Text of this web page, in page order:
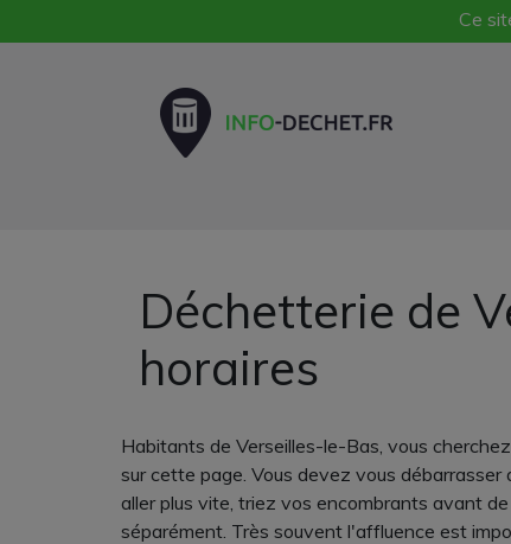
Ce
Déchetterie de
horaires
Habitants de Verseilles-le-Bas, vous
sur cette page. Vous devez vous
aller plus vite, triez vos encombrants avant
séparément. Très souvent l'affluence est